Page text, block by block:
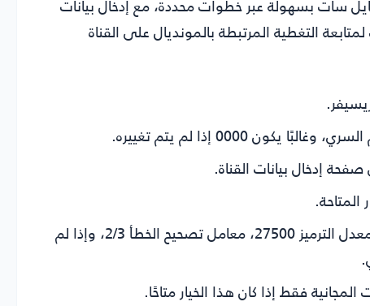
التغطية المرتبطة بالمونديال على القناة
0000 إذا لم يتم تغييره.
إدخال بيانات القناة.
التردد 12245، الاستقطاب رأسي (V)، معدل الترميز 27500، معامل تصحيح الخطأ 2/3، وإذا لم
فقط إذا كان هذا الخيار متاحًا.